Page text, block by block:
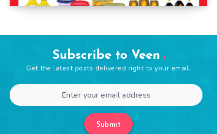
Subscribe to Veen
Get the latest posts delivered right to your email.
Submit